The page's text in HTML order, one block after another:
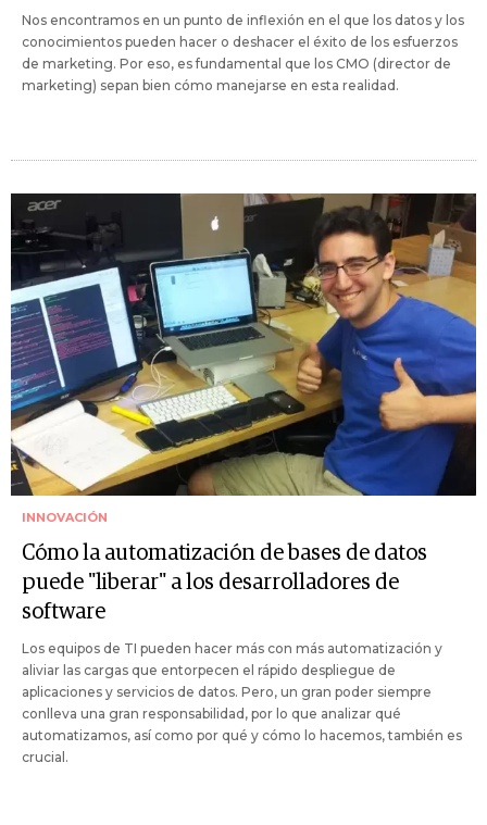
Nos encontramos en un punto de inflexión en el que los datos y los
conocimientos pueden hacer o deshacer el éxito de los esfuerzos
de marketing. Por eso, es fundamental que los CMO (director de
marketing) sepan bien cómo manejarse en esta realidad.
INNOVACIÓN
Cómo la automatización de bases de datos
puede "liberar" a los desarrolladores de
software
Los equipos de TI pueden hacer más con más automatización y
aliviar las cargas que entorpecen el rápido despliegue de
aplicaciones y servicios de datos. Pero, un gran poder siempre
conlleva una gran responsabilidad, por lo que analizar qué
automatizamos, así como por qué y cómo lo hacemos, también es
crucial.